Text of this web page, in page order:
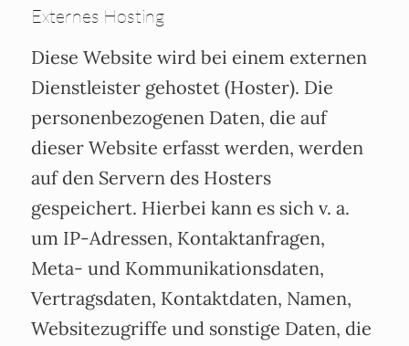
Externes Hosting
Diese Website wird bei einem externen
Dienstleister gehostet (Hoster). Die
personenbezogenen Daten, die auf
dieser Website erfasst werden, werden
auf den Servern des Hosters
gespeichert. Hierbei kann es sich v. a.
um IP-Adressen, Kontaktanfragen,
Meta- und Kommunikationsdaten,
Vertragsdaten, Kontaktdaten, Namen,
Websitezugriffe und sonstige Daten, die